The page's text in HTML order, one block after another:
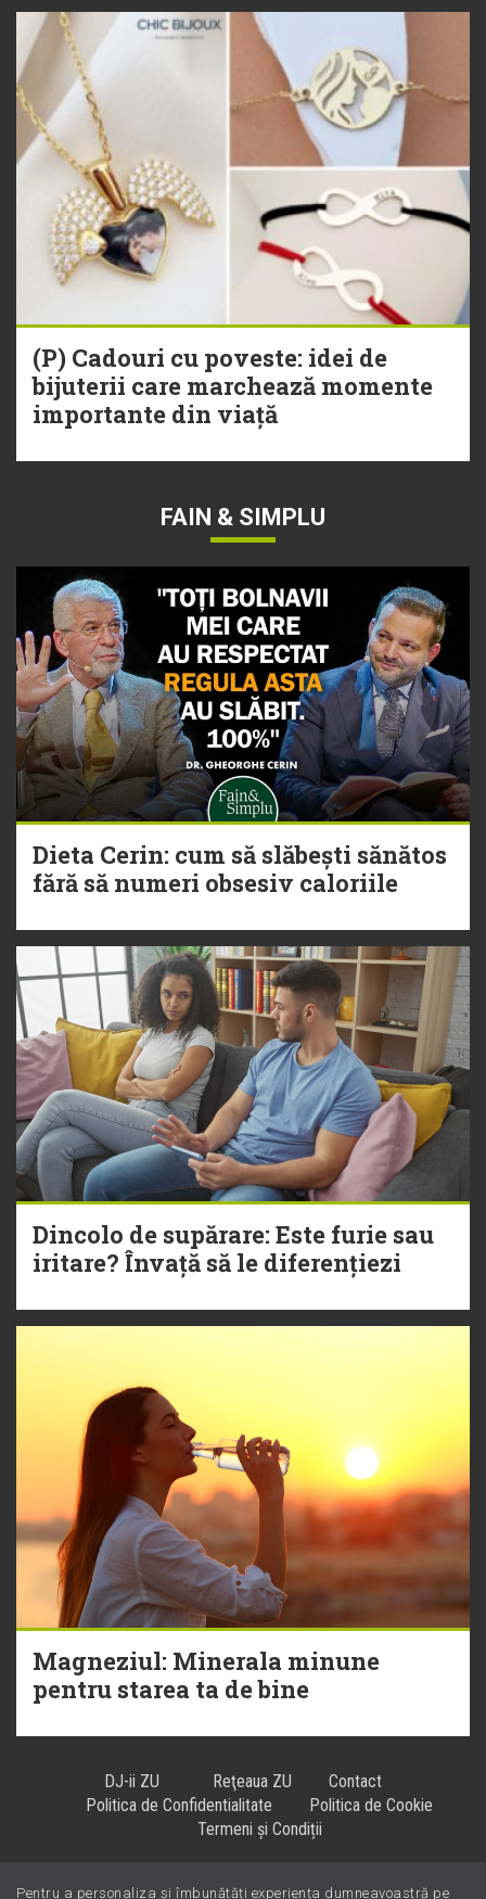
(P) Cadouri cu poveste: idei de
bijuterii care marchează momente
importante din viață
FAIN & SIMPLU
Dieta Cerin: cum să slăbești sănătos
fără să numeri obsesiv caloriile
Dincolo de supărare: Este furie sau
iritare? Învață să le diferențiezi
Magneziul: Minerala minune
pentru starea ta de bine
DJ-ii ZU Reţeaua ZU
Contact
Politica de Confidentialitate
Politica de Cookie
Termeni și Condiții
Pentru a personaliza și îmbunătăți experiența dumneavoastră pe